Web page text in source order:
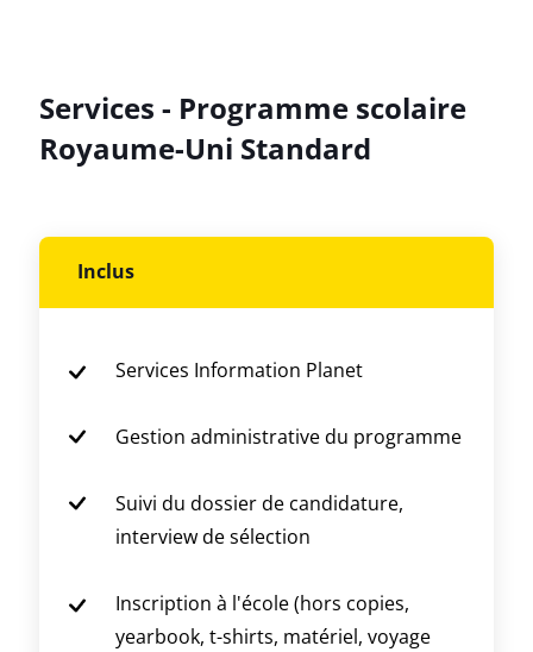
Services - Programme scolaire
Royaume-Uni Standard
Inclus
Services Information Planet
Gestion administrative du programme
Suivi du dossier de candidature,
interview de sélection
Inscription à l'école (hors copies,
yearbook, t-shirts, matériel, voyage